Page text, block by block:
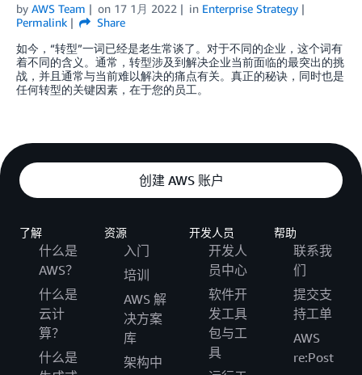
by AWS Team on 17 1月 2022 in Enterprise Strategy
Permalink
Share
如今，“转型”一词已经是老生常谈了。对于不同的企业，这个词有
着不同的含义。通常，转型涉及到解决企业当前面临的最突出的挑
战，并且通常与当前难以解决的痛点有关。真正的秘诀，同时也是
任何转型的关键因素，在于您的员工。
创建 AWS 账户
了解
什么是
AWS？
什么是
云计
算？
什么是
资源
入门
培训
AWS 解
决方案
库
架构中
开发人员
开发人
员中心
软件开
发工具
包与工
具
帮助
联系我
们
提交支
持工单
AWS
re:Post